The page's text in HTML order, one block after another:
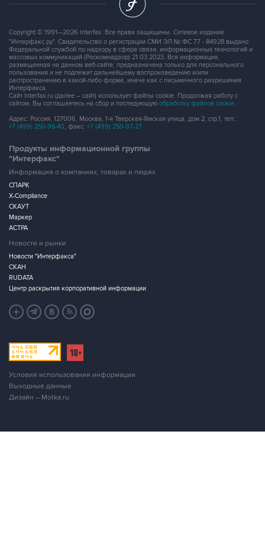
Copyright © 1991—2026 Interfax. Все права защищены. Сетевое издание
"Интерфакс.ру". Свидетельство о регистрации СМИ ЭЛ № ФС 77 - 84928 выдано
Федеральной службой по надзору в сфере связи, информационных технологий и
массовых коммуникаций (Роскомнадзор) 21.03.2023. Вся информация,
размещенная на данном веб-сайте, предназначена только для персонального
пользования и не подлежит дальнейшему воспроизведению и/или
распространению в какой-либо форме, иначе как с письменного разрешения
Интерфакса.
Сайт Interfax.ru (далее – сайт) использует файлы cookie. Продолжая работу с
сайтом, Вы соглашаетесь на сбор и последующую обработку файлов cookie.
Адрес: Россия, 127006, Москва, 1-я Тверская-Ямская улица, дом 2, стр.1, тел.:
+7 (499) 250-98-40, факс: +7 (499) 250-97-27
Продукты информационной группы
"Интерфакс"
Информация о компаниях, товарах и людях
СПАРК
X-Compliance
СКАУТ
Маркер
АСТРА
Новости и рынки
Новости "Интерфакса"
СКАН
RUDATA
Центр раскрытия корпоративной информации
Условия использования информации
Выходные данные
Дизайн – Motka.ru